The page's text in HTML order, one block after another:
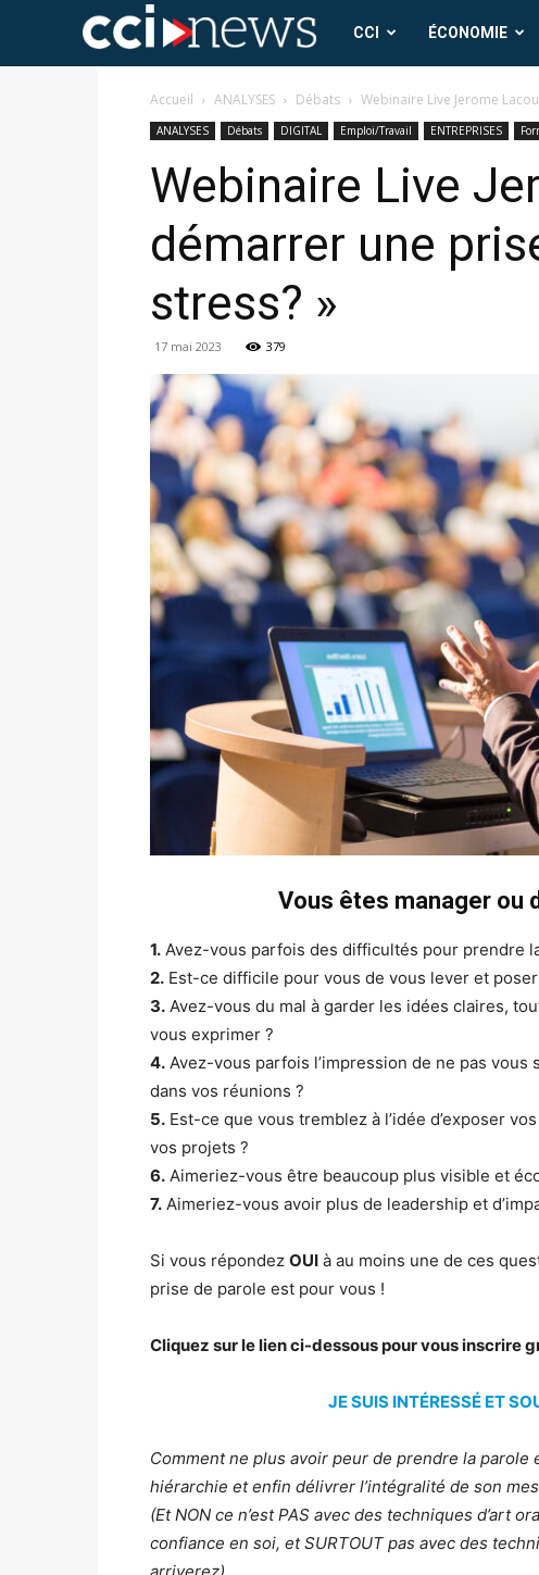
CCI
News
CCI ÉCONOMIE
Accueil ANALYSES Débats Webinaire Live Jerome
ANALYSES Débats DIGITAL Emploi/Travail ENTREPRISES
Webinaire Live
démarrer une
stress? »
17 mai 2023 379
Vous êtes manager ou
1. Avez-vous parfois des difficultés pour prendre
2. Est-ce difficile pour vous de vous lever et
3. Avez-vous du mal à garder les idées claires,
vous exprimer ?
4. Avez-vous parfois l’impression de ne pas
dans vos réunions ?
5. Est-ce que vous tremblez à l’idée d’exposer
vos projets ?
6. Aimeriez-vous être beaucoup plus visible et
7. Aimeriez-vous avoir plus de leadership et
Si vous répondez OUI à au moins une de ces
prise de parole est pour vous !
Cliquez sur le lien ci-dessous pour vous inscrire
JE SUIS INTÉRESSÉ ET
Comment ne plus avoir peur de prendre la
hiérarchie et enfin délivrer l’intégralité de son
(Et NON ce n’est PAS avec des techniques d’art
confiance en soi, et SURTOUT pas avec des